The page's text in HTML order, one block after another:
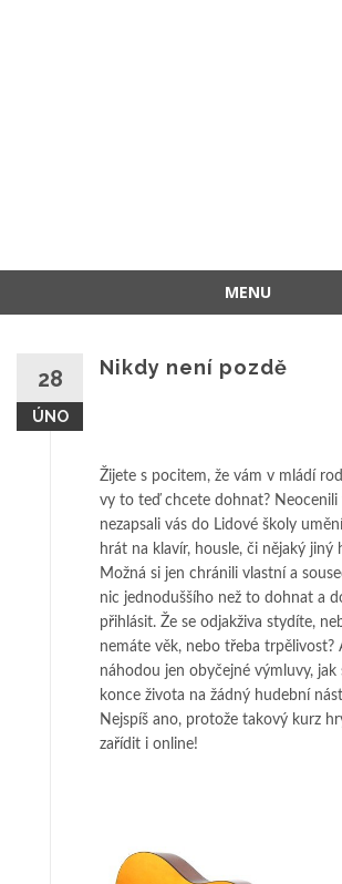
MENU
obsah28
ÚNO
Nikdy není pozdě
Žijete s pocitem, že vám v mládí
vy to teď chcete dohnat? Neocenili
nezapsali vás do Lidové školy
hrát na klavír, housle, či nějaký jiný
Možná si jen chránili vlastní a
nic jednoduššího než to dohnat a
přihlásit. Že se odjakživa stydíte,
nemáte věk, nebo třeba trpělivost?
náhodou jen obyčejné výmluvy,
konce života na žádný hudební
Nejspíš ano, protože takový kurz
zařídit i online!